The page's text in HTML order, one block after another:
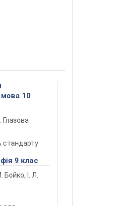
мова 10
Глазова
стандарту
9 клас
Бойко, І. Л.